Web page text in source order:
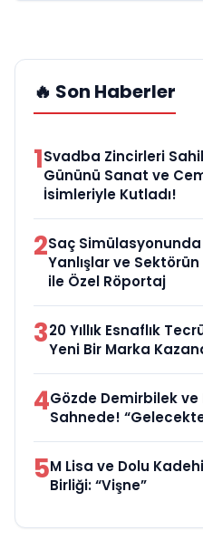
🔥 Son Haberler
1Svadba Zincirleri
Gününü Sanat ve
İsimleriyle Kutladı!
2Saç
Yanlışlar ve
ile Özel Röportaj
320 Yıllık Esnaflık
Yeni Bir Marka
4Gözde Demirbilek ve
Sahnede!
5M Lisa ve Dolu
Birliği: “Vişne”